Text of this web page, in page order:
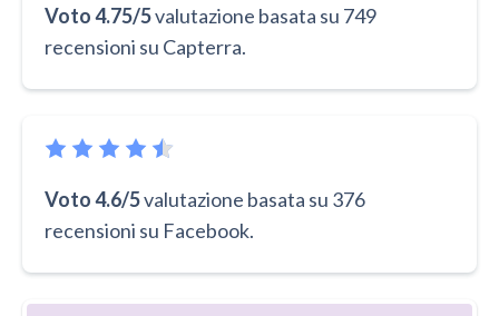
Voto 4.75/5valutazione basata su 749
recensioni su Capterra.
Voto 4.6/5valutazione basata su 376
recensioni su Facebook.